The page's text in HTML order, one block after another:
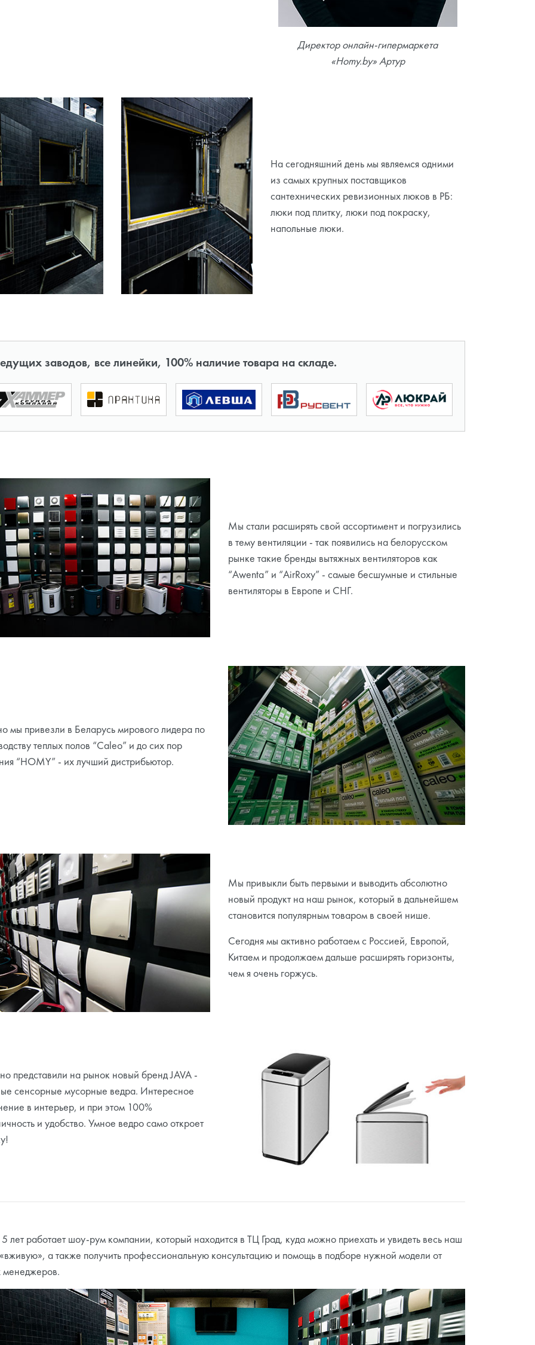
Директор онлайн-гипермаркета
«Homy.by» Артур
На сегодняшний день мы являемся одними
из самых крупных поставщиков
сантехнических ревизионных люков в РБ:
люки под плитку, люки под покраску,
напольные люки.
заводов, все линейки, 100% наличие товара на складе.
Мы стали расширять свой ассортимент и погрузились
в тему вентиляции - так появились на белорусском
рынке такие бренды вытяжных вентиляторов как
“Awenta” и “AirRoxy” - самые бесшумные и стильные
вентиляторы в Европе и СНГ.
мы привезли в Беларусь мирового лидера по
теплых полов “Caleo” и до сих пор
“HOMY” - их лучший дистрибьютор.
Мы привыкли быть первыми и выводить абсолютно
новый продукт на наш рынок, который в дальнейшем
становится популярным товаром в своей нише.
Сегодня мы активно работаем с Россией, Европой,
Китаем и продолжаем дальше расширять горизонты,
чем я очень горжусь.
представили на рынок новый бренд JAVA -
сенсорные мусорные ведра. Интересное
в интерьер, и при этом 100%
и удобство. Умное ведро само откроет
лет работает шоу-рум компании, который находится в ТЦ Град, куда можно приехать и увидеть весь наш
а также получить профессиональную консультацию и помощь в подборе нужной модели от